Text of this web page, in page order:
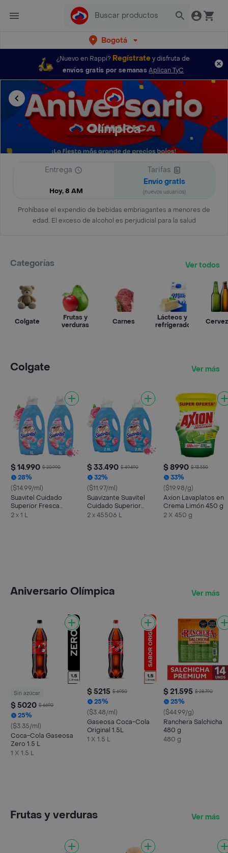
Bogotá
¿Nuevo en Rappi? Regístratey disfruta de
envíos gratis por semanas Aplican TyC
Olímpica
Entrega
Hoy, 8 AM
Tarifas
Envío gratis
(nuevos usuarios)
Prohíbase el expendio de bebidas embriagantes a menores de
edad. El exceso de alcohol es perjudicial para la salud
Categorías Ver todos
Colgate
Frutas y
verduras
Carnes
Lácteos y
refrigerados
Colgate Ver más
$ 14.990 $ 20.990
28%
($14.99/ml)
Suavitel Cuidado
Superior Fresca
Primavera 1L x 2
2 x 1 L
$ 33.490 $ 49.490
32%
($11.97/ml)
Suavizante Suavitel
Cuidado Superior
Fresca Primavera 2 x
2 x 45506 L
$ 8990 $ 13.550
33%
($19.98/g)
Axion Lavaplatos en
Crema Limón 450 g
2 X 450 g
Aniversario Olímpica Ver más
Sin azúcar
$ 5020 $ 6690
25%
($3.35/ml)
Coca-Cola Gaseosa
Zero 1.5 L
1 X 1.5 L
$ 5215 $ 6950
25%
($3.48/ml)
Gaseosa Coca-Cola
Original 1.5L
1 X 1.5 L
$ 21.595 $ 28.790
25%
($44.99/g)
Ranchera Salchicha
480 g
480 g
Frutas y verduras Ver más